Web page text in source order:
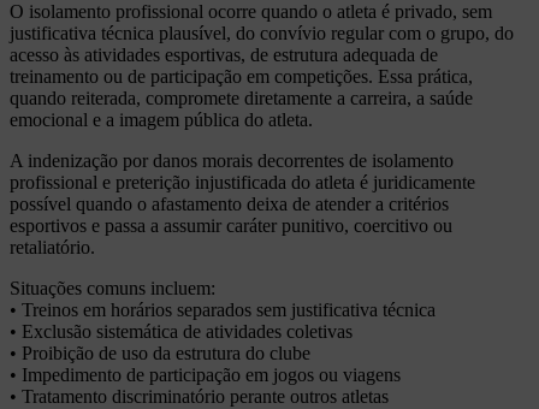
O isolamento profissional ocorre quando o atleta é privado, sem
justificativa técnica plausível, do convívio regular com o grupo, do
acesso às atividades esportivas, de estrutura adequada de
treinamento ou de participação em competições. Essa prática,
quando reiterada, compromete diretamente a carreira, a saúde
emocional e a imagem pública do atleta.
A indenização por danos morais decorrentes de isolamento
profissional e preterição injustificada do atleta é juridicamente
possível quando o afastamento deixa de atender a critérios
esportivos e passa a assumir caráter punitivo, coercitivo ou
retaliatório.
Situações comuns incluem:
• Treinos em horários separados sem justificativa técnica
• Exclusão sistemática de atividades coletivas
• Proibição de uso da estrutura do clube
• Impedimento de participação em jogos ou viagens
• Tratamento discriminatório perante outros atletas